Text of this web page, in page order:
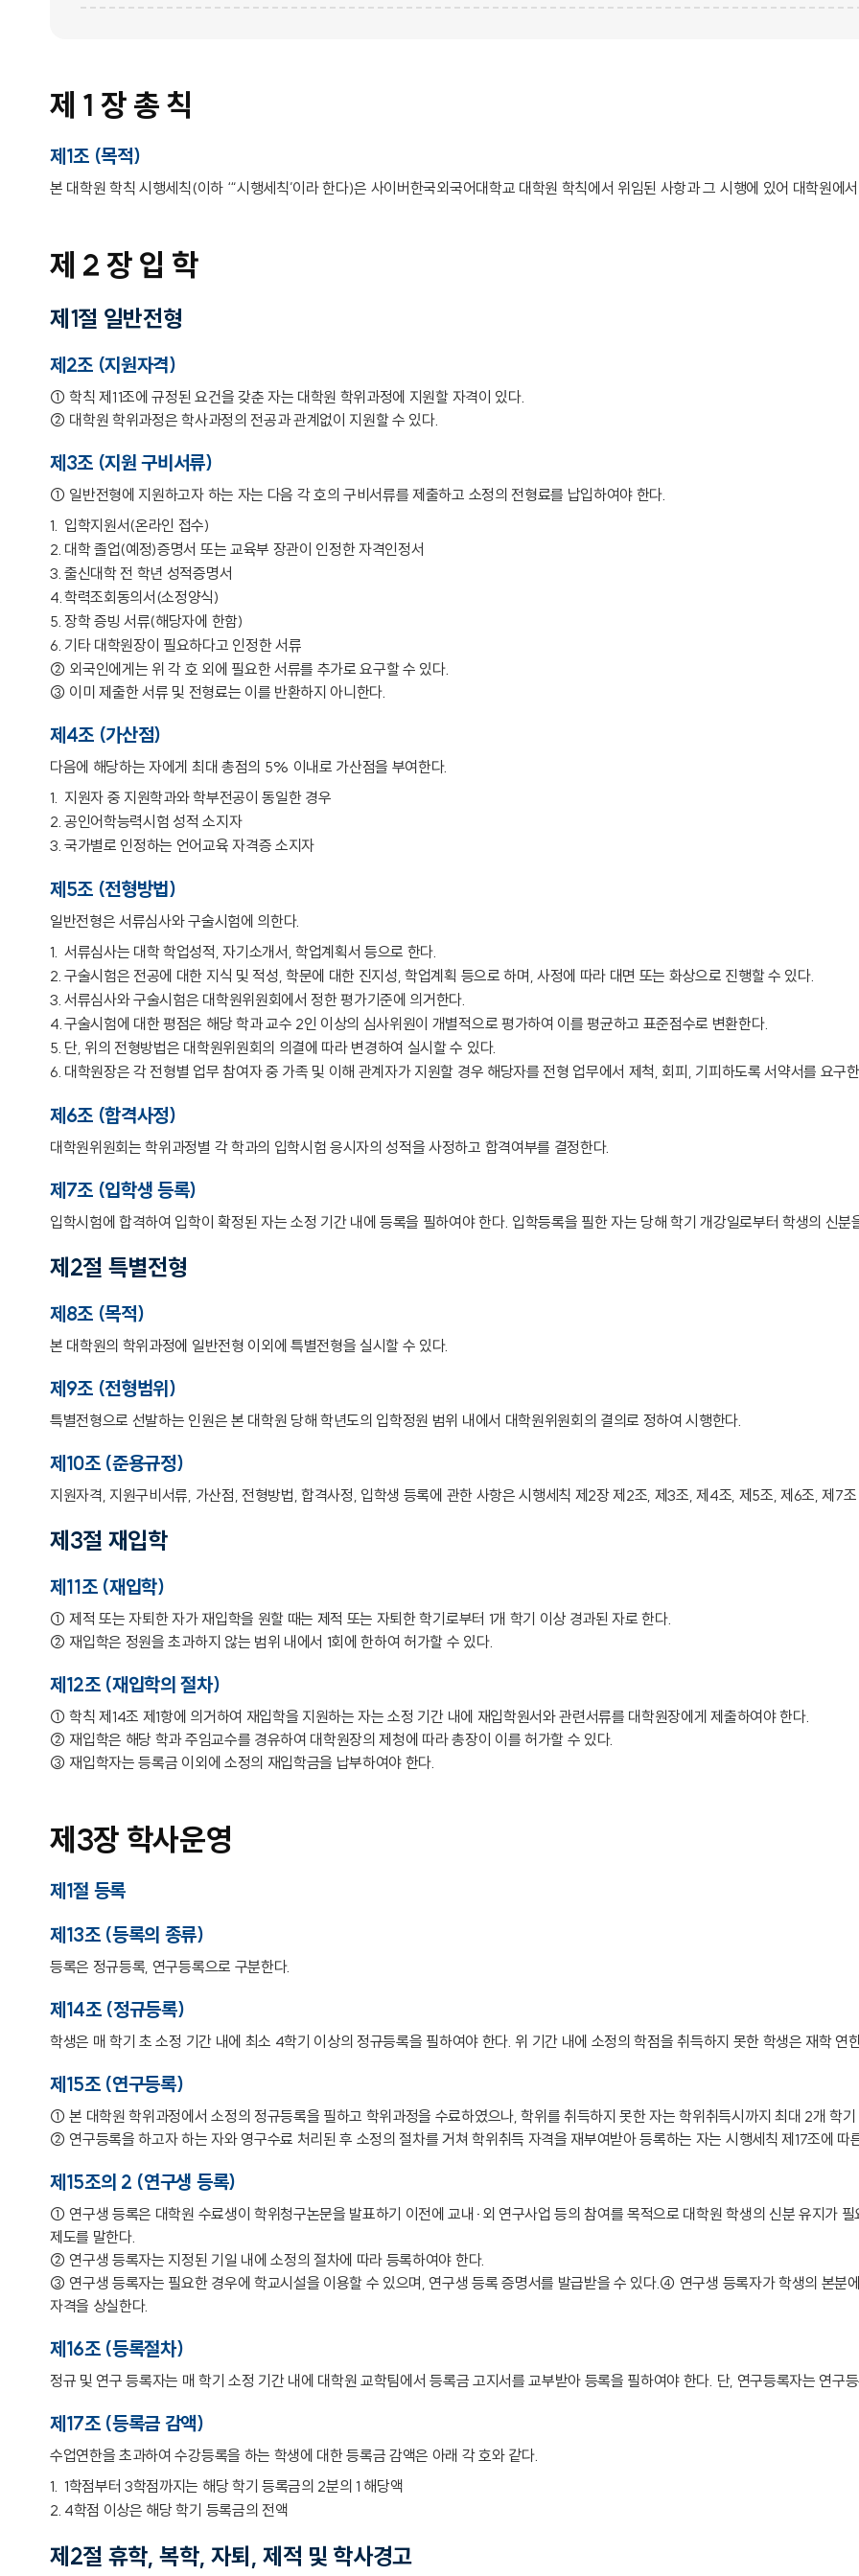
제 1 장 총 칙
제1조 (목적)
본 대학원 학칙 시행세칙(이하 ‘“시행세칙’이라 한다)은 사이버한국외국어대학교 대학원 학칙에서 위임된 사항과 그 시행에 있어 대학원에
제 2 장 입 학
제1절 일반전형
제2조 (지원자격)
① 학칙 제11조에 규정된 요건을 갖춘 자는 대학원 학위과정에 지원할 자격이 있다.
② 대학원 학위과정은 학사과정의 전공과 관계없이 지원할 수 있다.
제3조 (지원 구비서류)
① 일반전형에 지원하고자 하는 자는 다음 각 호의 구비서류를 제출하고 소정의 전형료를 납입하여야 한다.
입학지원서(온라인 접수)
대학 졸업(예정)증명서 또는 교육부 장관이 인정한 자격인정서
출신대학 전 학년 성적증명서
학력조회동의서(소정양식)
장학 증빙 서류(해당자에 한함)
기타 대학원장이 필요하다고 인정한 서류
② 외국인에게는 위 각 호 외에 필요한 서류를 추가로 요구할 수 있다.
③ 이미 제출한 서류 및 전형료는 이를 반환하지 아니한다.
제4조 (가산점)
다음에 해당하는 자에게 최대 총점의 5% 이내로 가산점을 부여한다.
지원자 중 지원학과와 학부전공이 동일한 경우
공인어학능력시험 성적 소지자
국가별로 인정하는 언어교육 자격증 소지자
제5조 (전형방법)
일반전형은 서류심사와 구술시험에 의한다.
서류심사는 대학 학업성적, 자기소개서, 학업계획서 등으로 한다.
구술시험은 전공에 대한 지식 및 적성, 학문에 대한 진지성, 학업계획 등으로 하며, 사정에 따라 대면 또는 화상으로 진행할 수 있다.
서류심사와 구술시험은 대학원위원회에서 정한 평가기준에 의거한다.
구술시험에 대한 평점은 해당 학과 교수 2인 이상의 심사위원이 개별적으로 평가하여 이를 평균하고 표준점수로 변환한다.
단, 위의 전형방법은 대학원위원회의 의결에 따라 변경하여 실시할 수 있다.
대학원장은 각 전형별 업무 참여자 중 가족 및 이해 관계자가 지원할 경우 해당자를 전형 업무에서 제척, 회피, 기피하도록 서약서를 요구
제6조 (합격사정)
대학원위원회는 학위과정별 각 학과의 입학시험 응시자의 성적을 사정하고 합격여부를 결정한다.
제7조 (입학생 등록)
입학시험에 합격하여 입학이 확정된 자는 소정 기간 내에 등록을 필하여야 한다. 입학등록을 필한 자는 당해 학기 개강일로부터 학생의 신분
제2절 특별전형
제8조 (목적)
본 대학원의 학위과정에 일반전형 이외에 특별전형을 실시할 수 있다.
제9조 (전형범위)
특별전형으로 선발하는 인원은 본 대학원 당해 학년도의 입학정원 범위 내에서 대학원위원회의 결의로 정하여 시행한다.
제10조 (준용규정)
지원자격, 지원구비서류, 가산점, 전형방법, 합격사정, 입학생 등록에 관한 사항은 시행세칙 제2장 제2조, 제3조, 제4조, 제5조, 제6조, 제7
제3절 재입학
제11조 (재입학)
① 제적 또는 자퇴한 자가 재입학을 원할 때는 제적 또는 자퇴한 학기로부터 1개 학기 이상 경과된 자로 한다.
② 재입학은 정원을 초과하지 않는 범위 내에서 1회에 한하여 허가할 수 있다.
제12조 (재입학의 절차)
① 학칙 제14조 제1항에 의거하여 재입학을 지원하는 자는 소정 기간 내에 재입학원서와 관련서류를 대학원장에게 제출하여야 한다.
② 재입학은 해당 학과 주임교수를 경유하여 대학원장의 제청에 따라 총장이 이를 허가할 수 있다.
③ 재입학자는 등록금 이외에 소정의 재입학금을 납부하여야 한다.
제3장 학사운영
제1절 등록
제13조 (등록의 종류)
등록은 정규등록, 연구등록으로 구분한다.
제14조 (정규등록)
학생은 매 학기 초 소정 기간 내에 최소 4학기 이상의 정규등록을 필하여야 한다. 위 기간 내에 소정의 학점을 취득하지 못한 학생은 재학 연
제15조 (연구등록)
① 본 대학원 학위과정에서 소정의 정규등록을 필하고 학위과정을 수료하였으나, 학위를 취득하지 못한 자는 학위취득시까지 최대 2개 학
② 연구등록을 하고자 하는 자와 영구수료 처리된 후 소정의 절차를 거쳐 학위취득 자격을 재부여받아 등록하는 자는 시행세칙 제17조에 따
제15조의 2 (연구생 등록)
① 연구생 등록은 대학원 수료생이 학위청구논문을 발표하기 이전에 교내·외 연구사업 등의 참여를 목적으로 대학원 학생의 신분 유지가
제도를 말한다.
② 연구생 등록자는 지정된 기일 내에 소정의 절차에 따라 등록하여야 한다.
③ 연구생 등록자는 필요한 경우에 학교시설을 이용할 수 있으며, 연구생 등록 증명서를 발급받을 수 있다.④ 연구생 등록자가 학생의 본분
자격을 상실한다.
제16조 (등록절차)
정규 및 연구 등록자는 매 학기 소정 기간 내에 대학원 교학팀에서 등록금 고지서를 교부받아 등록을 필하여야 한다. 단, 연구등록자는 연구
제17조 (등록금 감액)
수업연한을 초과하여 수강등록을 하는 학생에 대한 등록금 감액은 아래 각 호와 같다.
1학점부터 3학점까지는 해당 학기 등록금의 2분의 1 해당액
4학점 이상은 해당 학기 등록금의 전액
제2절 휴학, 복학, 자퇴, 제적 및 학사경고